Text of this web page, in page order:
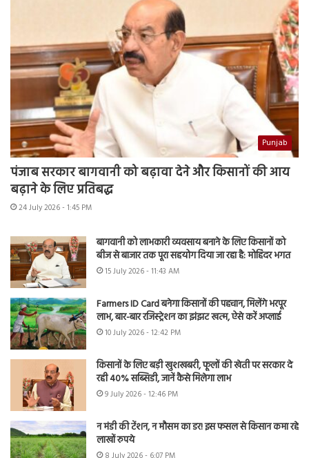
Punjab
पंजाब सरकार बागवानी को बढ़ावा देने और किसानों की आय
बढ़ाने के लिए प्रतिबद्ध
24 July 2026 - 1:45 PM
बागवानी को लाभकारी व्यवसाय बनाने के लिए किसानों को
बीज से बाजार तक पूरा सहयोग दिया जा रहा है: मोहिंदर भगत
15 July 2026 - 11:43 AM
Farmers ID Card बनेगा किसानों की पहचान, मिलेंगे भरपूर
लाभ, बार-बार रजिस्ट्रेशन का झंझट खत्म, ऐसे करें अप्लाई
10 July 2026 - 12:42 PM
किसानों के लिए बड़ी खुशखबरी, फूलों की खेती पर सरकार दे
रही 40% सब्सिडी, जानें कैसे मिलेगा लाभ
9 July 2026 - 12:46 PM
न मंडी की टेंशन, न मौसम का डर! इस फसल से किसान कमा रहे
लाखों रुपये